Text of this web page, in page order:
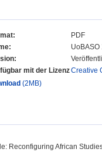
PDF
UoBASO
mit der LizenzCreative
(2MB)
Reconfiguring African